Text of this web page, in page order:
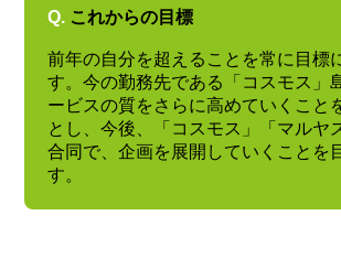
Q. これからの目標
前年の自分を超えることを常に目標
す。今の勤務先である「コスモス」
ービスの質をさらに高めていくこと
とし、今後、「コスモス」「マルヤ
合同で、企画を展開していくことを
す。